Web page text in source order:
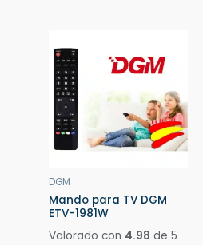
DGM
Mando para TV DGM
ETV-1981W
Valorado con 4.98 de 5